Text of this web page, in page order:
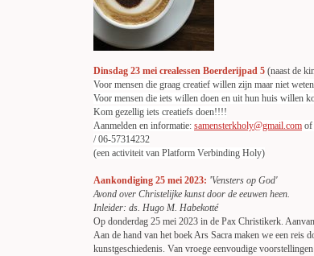
Dinsdag 23 mei crealessen Boerderijpad 5 (naast de
Voor mensen die graag creatief willen zijn maar niet
Voor mensen die iets willen doen en uit hun huis willen
Kom gezellig iets creatiefs doen!!!!
Aanmelden en informatie: samensterkholy@gmail.com of
/ 06-57314232
(een activiteit van Platform Verbinding Holy)
Aankondiging 25 mei 2023: 'Vensters op God'
Avond over Christelijke kunst door de eeuwen heen.
Inleider: ds. Hugo M. Habekotté
Op donderdag 25 mei 2023 in de Pax Christikerk.
Aan de hand van het boek Ars Sacra maken we een reis
kunstgeschiedenis. Van vroege eenvoudige